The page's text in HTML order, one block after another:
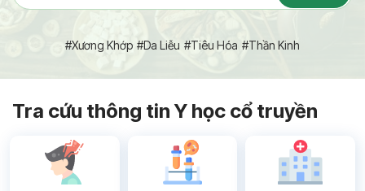
#Xương Khớp #Da Liễu #Tiêu Hóa #Thần Kinh
Tra cứu thông tin Y học cổ truyền